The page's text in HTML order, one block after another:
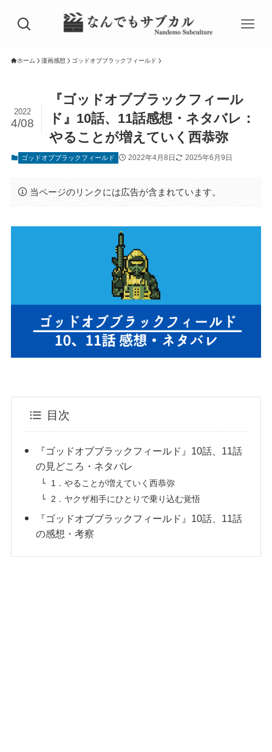
ホーム 漫画感想 ゴッドオブブラックフィールド
『ゴッドオブブラックフィール
ド』10話、11話感想・ネタバレ：
やることが増えていく西恭弥
2022
4/08
ゴッドオブブラックフィールド 2022年4月8日 2025年6月9日
当ページのリンクには広告が含まれています。
目次
『ゴッドオブブラックフィールド』10話、11話
の見どころ・ネタバレ
1．やることが増えていく西恭弥
2．ヤクザ相手にひとりで乗り込む覚悟
『ゴッドオブブラックフィールド』10話、11話
の感想・考察